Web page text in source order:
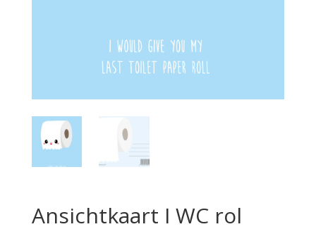
Ansichtkaart I WC rol